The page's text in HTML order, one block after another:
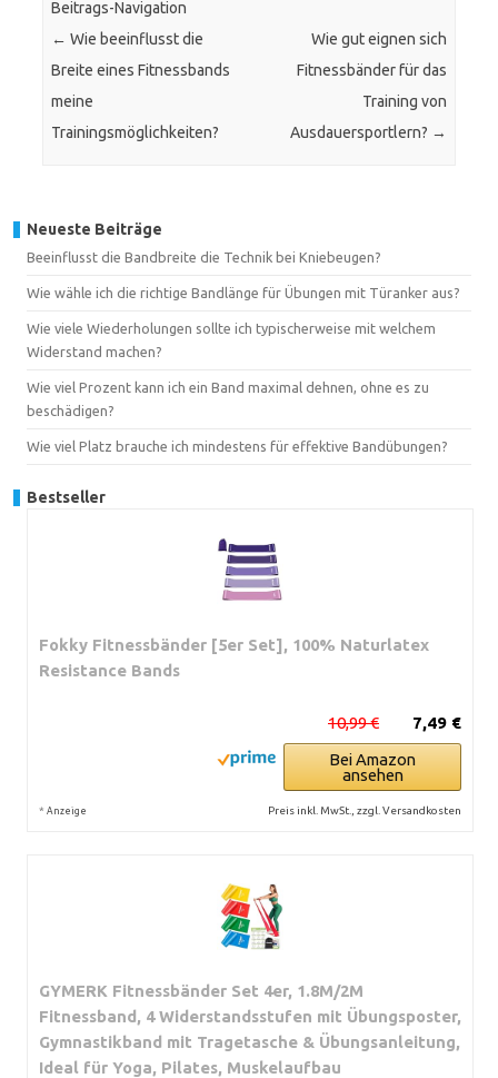
Beitrags-Navigation
← Wie beeinflusst die
Breite eines Fitnessbands
meine
Trainingsmöglichkeiten?
Wie gut eignen sich
Fitnessbänder für das
Training von
Ausdauersportlern? →
Neueste Beiträge
Beeinflusst die Bandbreite die Technik bei Kniebeugen?
Wie wähle ich die richtige Bandlänge für Übungen mit Türanker aus?
Wie viele Wiederholungen sollte ich typischerweise mit welchem
Widerstand machen?
Wie viel Prozent kann ich ein Band maximal dehnen, ohne es zu
beschädigen?
Wie viel Platz brauche ich mindestens für effektive Bandübungen?
Bestseller
Fokky Fitnessbänder [5er Set], 100% Naturlatex
Resistance Bands
7,49 €
10,99 €
Bei Amazon
ansehen
* Anzeige Preis inkl. MwSt., zzgl. Versandkosten
GYMERK Fitnessbänder Set 4er, 1.8M/2M
Fitnessband, 4 Widerstandsstufen mit Übungsposter,
Gymnastikband mit Tragetasche & Übungsanleitung,
Ideal für Yoga, Pilates, Muskelaufbau